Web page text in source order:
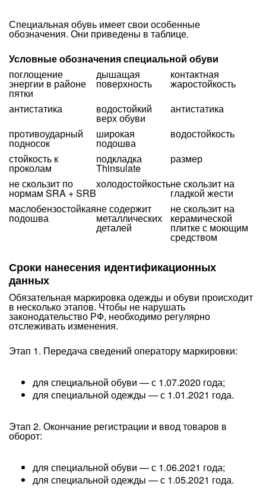
Специальная обувь имеет свои особенные
обозначения. Они приведены в таблице.
Условные обозначения специальной обуви
поглощение
энергии в районе
пятки
дышащая
поверхность
контактная
жаростойкость
антистатика
водостойкий
верх обуви
антистатика
противоударный
подносок
широкая
подошва
водостойкость
стойкость к
проколам
подкладка
Thinsulate
размер
не скользит по
нормам SRA + SRB
холодостойкостьне скользит на
гладкой жести
маслобензостойкая
подошва
не содержит
металлических
деталей
не скользит на
керамической
плитке с моющим
средством
Сроки нанесения идентификационных
данных
Обязательная маркировка одежды и обуви происходит
в несколько этапов. Чтобы не нарушать
законодательство РФ, необходимо регулярно
отслеживать изменения.
Этап 1. Передача сведений оператору маркировки:
для специальной обуви — с 1.07.2020 года;
для специальной одежды — с 1.01.2021 года.
Этап 2. Окончание регистрации и ввод товаров в
оборот:
для специальной обуви — с 1.06.2021 года;
для специальной одежды — с 1.05.2021 года.